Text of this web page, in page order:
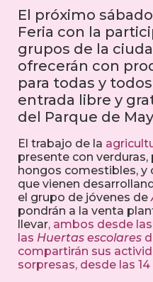
El próximo
Feria con la
grupos de la
ofrecerán con
para todas y
entrada libre y
del Parque de
El trabajo de la
presente con
hongos comestibles, y
que vienen
el grupo de jóvenes de
pondrán a la venta
llevar, ambos desde las
las Huertas escolares
compartirán sus
sorpresas, desde las 14